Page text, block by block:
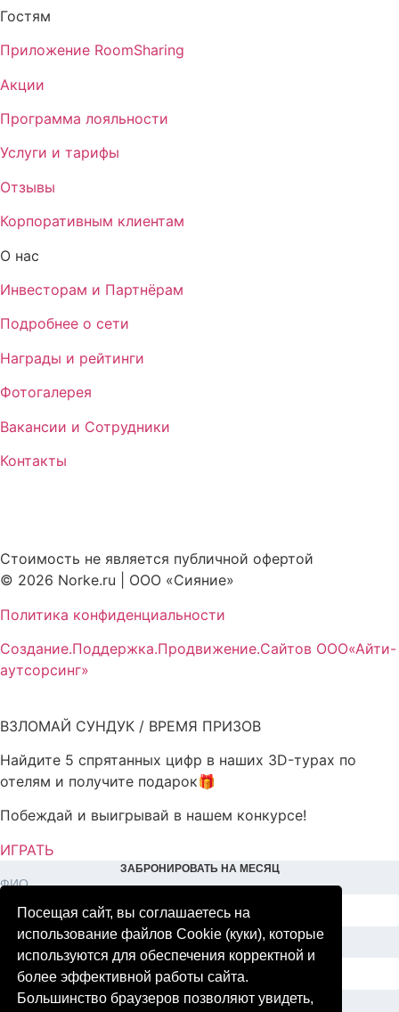
Гостям
Приложение RoomSharing
Акции
Программа лояльности
Услуги и тарифы
Отзывы
Корпоративным клиентам
О нас
Инвесторам и Партнёрам
Подробнее о сети
Награды и рейтинги
Фотогалерея
Вакансии и Сотрудники
Контакты
Стоимость не является публичной офертой
© 2026 Norke.ru | ООО «Сияние»
Политика конфиденциальности
Создание.Поддержка.Продвижение.Сайтов ООО«Айти-
аутсорсинг»
ВЗЛОМАЙ СУНДУК / ВРЕМЯ ПРИЗОВ
Найдите 5 спрятанных цифр в наших 3D-турах по
отелям и получите подарок🎁
Побеждай и выигрывай в нашем конкурсе!
ИГРАТЬ
ЗАБРОНИРОВАТЬ НА МЕСЯЦ
ФИО
Посещая сайт, вы соглашаетесь на
использование файлов Cookie (куки), которые
используются для обеспечения корректной и
более эффективной работы сайта.
Большинство браузеров позволяют увидеть,